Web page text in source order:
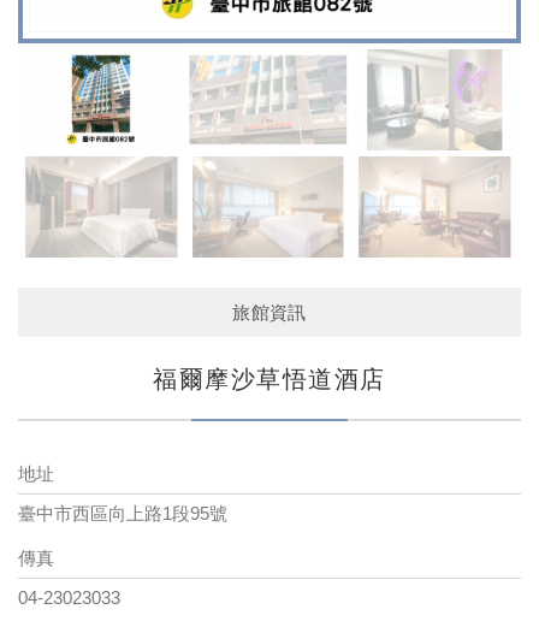
旅館資訊
福爾摩沙草悟道酒店
地址
臺中市西區向上路1段95號
傳真
04-23023033